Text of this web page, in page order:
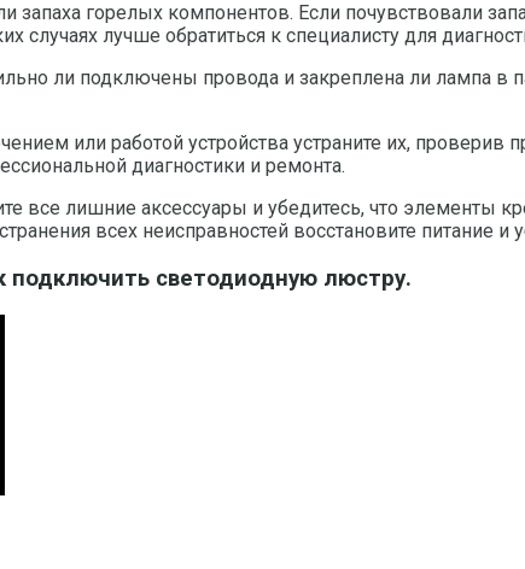
запаха горелых компонентов. Если почувствовали
случаях лучше обратиться к специалисту для
ли подключены провода и закреплена ли лампа
или работой устройства устраните их, проверив
диагностики и ремонта.
все лишние аксессуары и убедитесь, что элементы
всех неисправностей восстановите питание
подключить светодиодную люстру.